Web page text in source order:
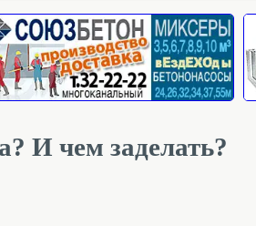
И чем заделать?